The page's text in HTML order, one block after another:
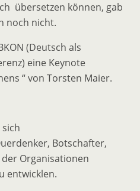
übersetzen können, gab
noch nicht.
(Deutsch als
eine Keynote
“ von Torsten Maier.
Botschafter,
Organisationen
entwicklen.